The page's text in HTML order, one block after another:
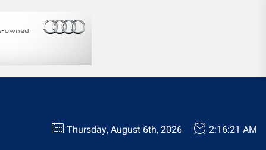
Thursday, August 6th, 2026 2:16:22 AM